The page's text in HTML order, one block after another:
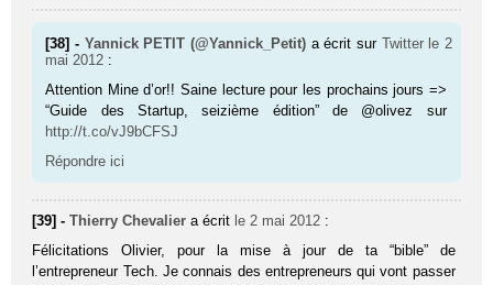
[38] - Yannick PETIT (@Yannick_Petit) a écrit sur Twitter le 2
mai 2012 :
Attention Mine d’or!! Saine lecture pour les prochains jours =>
“Guide des Startup, seizième édition” de @olivez sur
http://t.co/vJ9bCFSJ
Répondre ici
[39] -Thierry Chevalier a écrit le 2 mai 2012 :
Félicitations Olivier, pour la mise à jour de ta “bible” de
l’entrepreneur Tech. Je connais des entrepreneurs qui vont passer